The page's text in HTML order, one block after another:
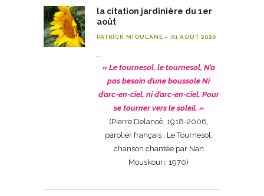
la citation jardinière du 1er
août
PATRICK MIOULANE 01 AOÛT 2026
« Le tournesol, le tournesol, N’a
pas besoin d’une boussole Ni
d’arc-en-ciel, ni d’arc-en-ciel, Pour
se tourner vers le soleil. »
(Pierre Delanoë, 1918-2006,
parolier français ; Le Tournesol,
chanson chantée par Nan
Mouskouri, 1970)